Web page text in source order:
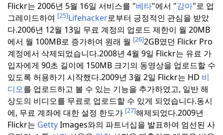
Flickr는 2006년 5월 16일 서비스를 "베타"에서 "감마"로 업
그레이드하여 [25]Lifehacker로부터 긍정적인 관심을 받았
다.2006년 12월 13일 무료 계정의 업로드 제한이 월 20MB
에서 월 100MB로 증가하여 원래 월 [26]2GB였던 Flickr Pro
계정에서 삭제되었습니다.2008년 4월 9일 Flickr는 유료 가
입자에게 90초 길이에 150MB 크기의 동영상을 업로드할 수
있도록 허용하기 시작했다.2009년 3월 2일 Flickr는 HD 비
디오를 업로드하고 볼 수 있는 기능을 추가하였고, 일반 해
상도의 비디오를 무료로 업로드할 수 있게 되었습니다.동시
에, 무료 계좌에 대한 설정 한도가 [27]해제되었다.2009년
Flickr는 GettyImages와의 파트너십을 발표하여 엄선된 사